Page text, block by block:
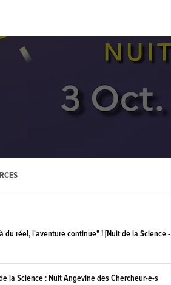
du réel, l'aventure continue" ! [Nuit de la Science -
la Science : Nuit Angevine des Chercheur-e-s